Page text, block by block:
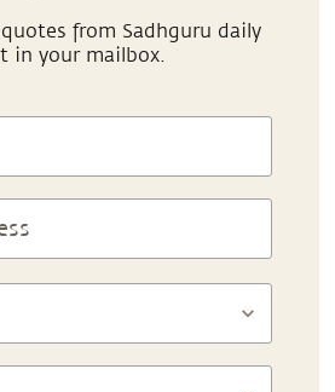
from Sadhguru daily
in your mailbox.